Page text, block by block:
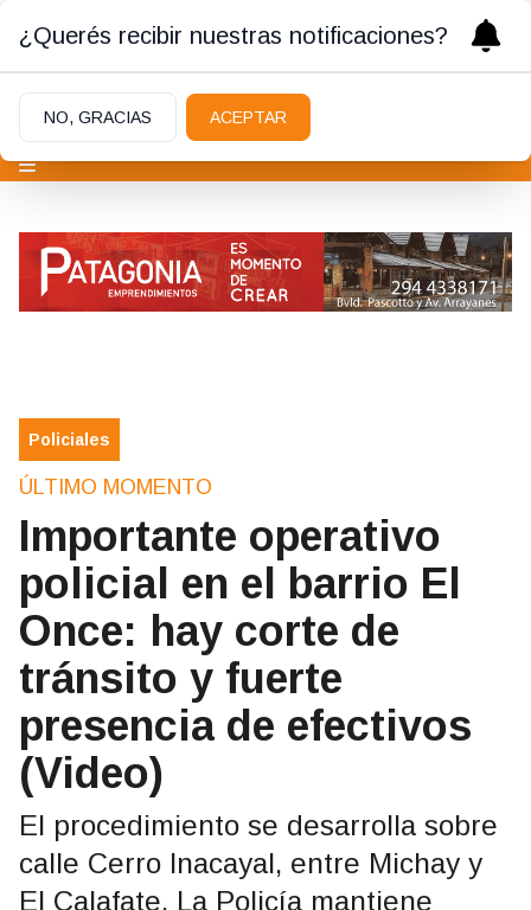
Policiales
ÚLTIMO MOMENTO
Importante operativo
policial en el barrio El
Once: hay corte de
tránsito y fuerte
presencia de efectivos
(Video)
El procedimiento se desarrolla sobre
calle Cerro Inacayal, entre Michay y
El Calafate. La Policía mantiene
¿Querés recibir nuestras notificaciones?
NO, GRACIAS ACEPTAR